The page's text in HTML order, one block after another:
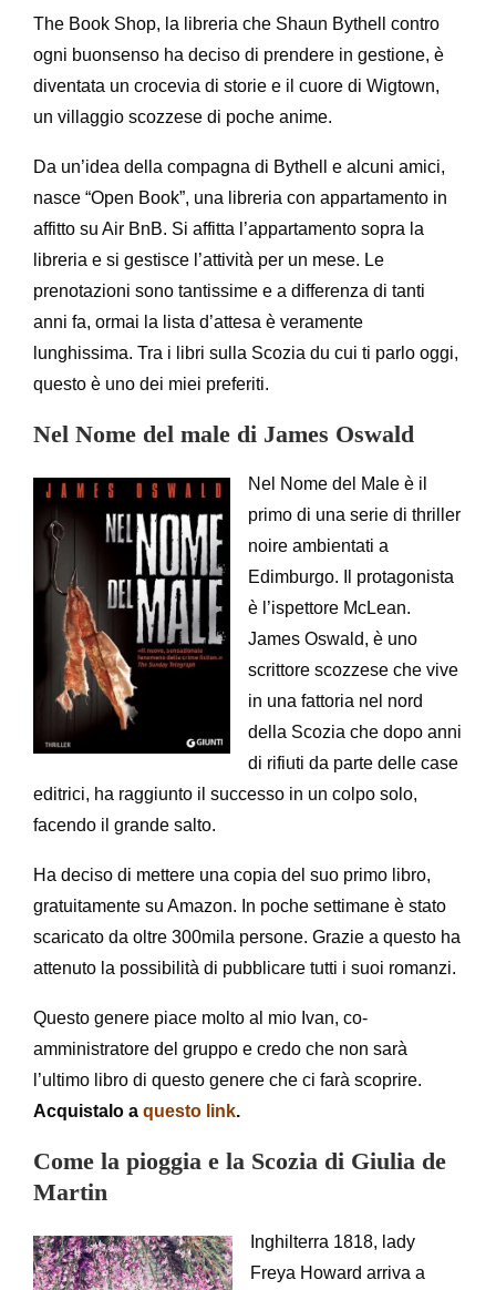
The Book Shop, la libreria che Shaun Bythell contro
ogni buonsenso ha deciso di prendere in gestione, è
diventata un crocevia di storie e il cuore di Wigtown,
un villaggio scozzese di poche anime.
Da un’idea della compagna di Bythell e alcuni amici,
nasce “Open Book”, una libreria con appartamento in
affitto su Air BnB. Si affitta l’appartamento sopra la
libreria e si gestisce l’attività per un mese. Le
prenotazioni sono tantissime e a differenza di tanti
anni fa, ormai la lista d’attesa è veramente
lunghissima. Tra i libri sulla Scozia du cui ti parlo oggi,
questo è uno dei miei preferiti.
Nel Nome del male di James Oswald
Nel Nome del Male è il
primo di una serie di thriller
noire ambientati a
Edimburgo. Il protagonista
è l’ispettore McLean.
James Oswald, è uno
scrittore scozzese che vive
in una fattoria nel nord
della Scozia che dopo anni
di rifiuti da parte delle case
editrici, ha raggiunto il successo in un colpo solo,
facendo il grande salto.
Ha deciso di mettere una copia del suo primo libro,
gratuitamente su Amazon. In poche settimane è stato
scaricato da oltre 300mila persone. Grazie a questo ha
attenuto la possibilità di pubblicare tutti i suoi romanzi.
Questo genere piace molto al mio Ivan, co-
amministratore del gruppo e credo che non sarà
l’ultimo libro di questo genere che ci farà scoprire.
Acquistalo a questo link.
Come la pioggia e la Scozia di Giulia de
Martin
Inghilterra 1818, lady
Freya Howard arriva a